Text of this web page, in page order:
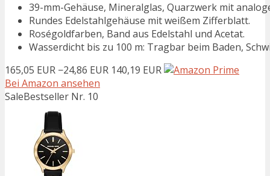
39-mm-Gehäuse, Mineralglas, Quarzwerk mit
Rundes Edelstahlgehäuse mit weißem Zifferblatt.
Roségoldfarben, Band aus Edelstahl und Acetat.
Wasserdicht bis zu 100 m: Tragbar beim Baden,
165,05 EUR −24,86 EUR 140,19 EUR
Bei Amazon ansehen
SaleBestseller Nr. 10